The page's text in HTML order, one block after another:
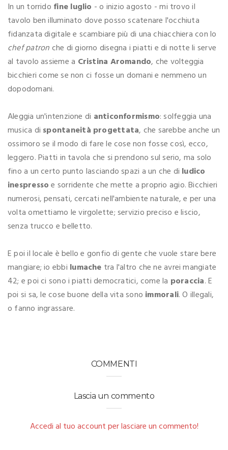
In un torrido fine luglio - o inizio agosto - mi trovo il
tavolo ben illuminato dove posso scatenare l'occhiuta
fidanzata digitale e scambiare più di una chiacchiera con lo
chef patronche di giorno disegna i piatti e di notte li serve
al tavolo assieme a Cristina Aromando, che volteggia
bicchieri come se non ci fosse un domani e nemmeno un
dopodomani.
Aleggia un'intenzione di anticonformismo: solfeggia una
musica di spontaneità progettata, che sarebbe anche un
ossimoro se il modo di fare le cose non fosse così, ecco,
leggero. Piatti in tavola che si prendono sul serio, ma solo
fino a un certo punto lasciando spazi a un che di ludico
inespressoe sorridente che mette a proprio agio. Bicchieri
numerosi, pensati, cercati nell'ambiente naturale, e per una
volta omettiamo le virgolette; servizio preciso e liscio,
senza trucco e belletto.
E poi il locale è bello e gonfio di gente che vuole stare bere
mangiare; io ebbi lumache tra l'altro che ne avrei mangiate
42; e poi ci sono i piatti democratici, come la poraccia. E
poi si sa, le cose buone della vita sono immorali. O illegali,
o fanno ingrassare.
COMMENTI
Lascia un commento
Accedi al tuo account per lasciare un commento!